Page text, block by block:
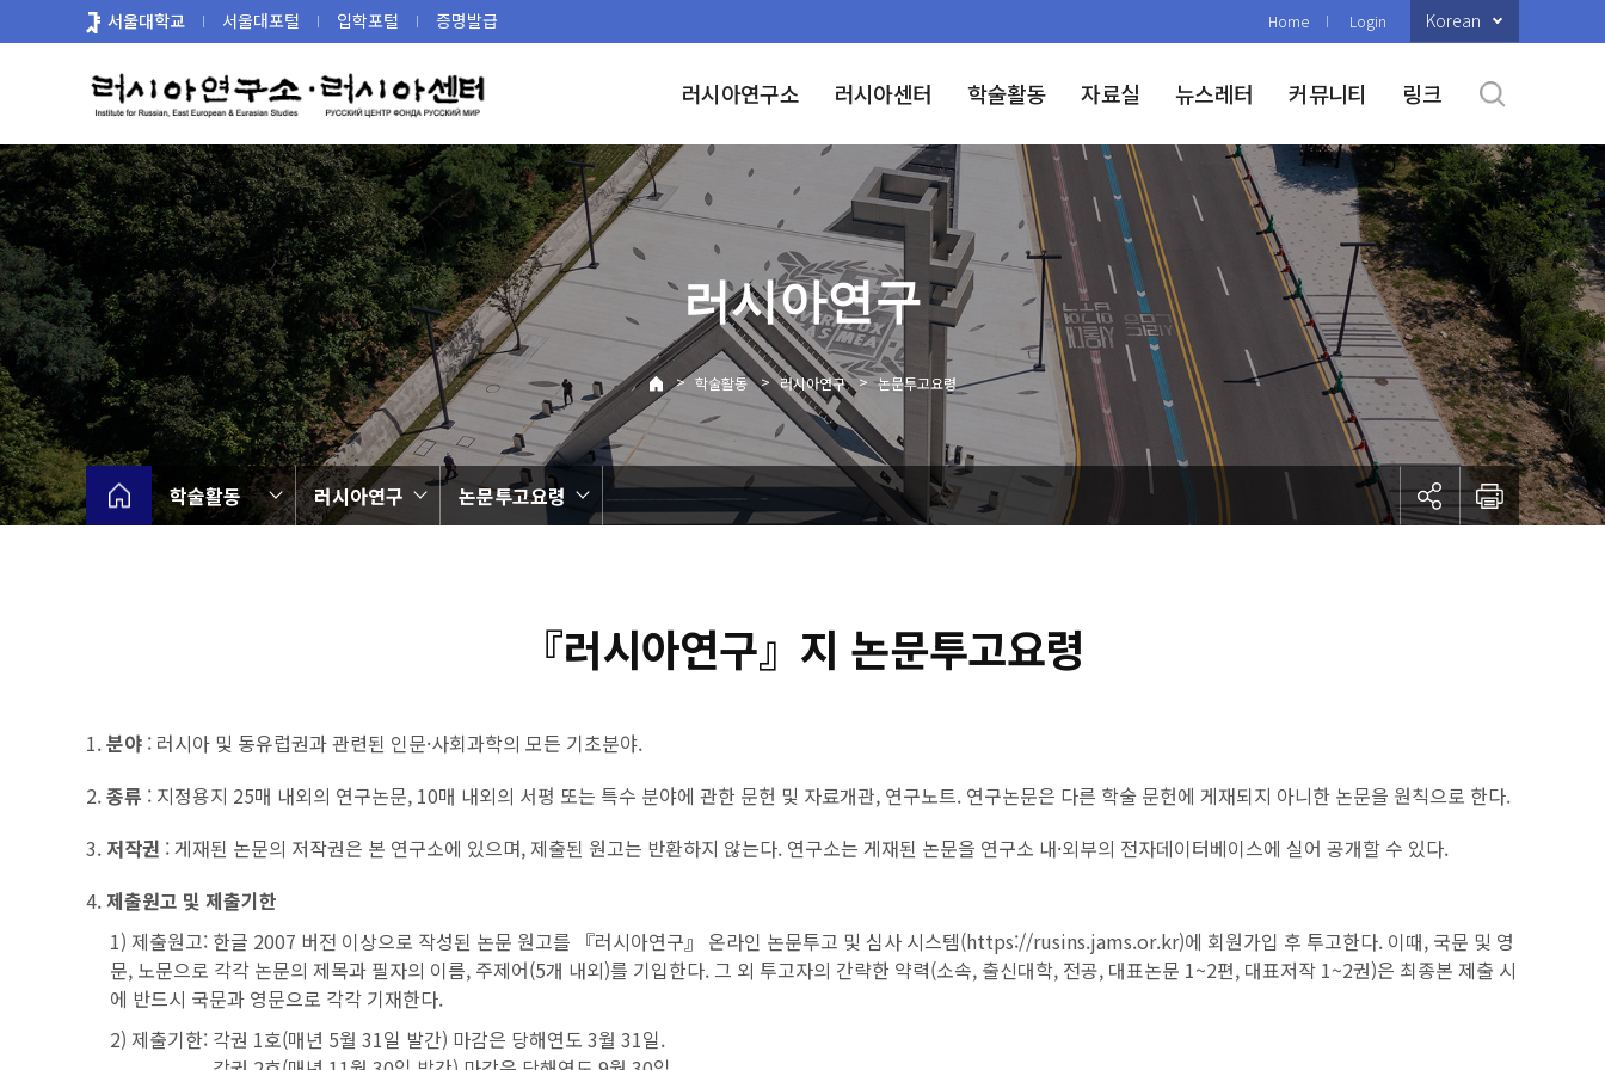
로
뉴
서울대학교 서울대포털 입학포털 증명발급 Home Login Korean
러시아연구소 러시아센터 학술활동 자료실 뉴스레터 커뮤니티 링크
러시아연구
> 학술활동 > 러시아연구 > 논문투고요령
학술활동 러시아연구 논문투고요령
『러시아연구』지 논문투고요령
1.분야 : 러시아 및 동유럽권과 관련된 인문·사회과학의 모든 기초분야.
2.종류 : 지정용지 25매 내외의 연구논문, 10매 내외의 서평 또는 특수 분야에 관한 문헌 및 자료개관, 연구노트. 연구논문은 다른 학술 문헌에 게재되지 아니한 논문을 원칙으로 한다.
3. 저작권 : 게재된 논문의 저작권은 본 연구소에 있으며, 제출된 원고는 반환하지 않는다. 연구소는 게재된 논문을 연구소 내·외부의 전자데이터베이스에 실어 공개할 수 있다.
4.제출원고 및 제출기한
1) 제출원고: 한글 2007 버전 이상으로 작성된 논문 원고를 『러시아연구』 온라인 논문투고 및 심사 시스템(https://rusins.jams.or.kr)에 회원가입 후 투고한다. 이때, 국문 및 영
문, 노문으로 각각 논문의 제목과 필자의 이름, 주제어(5개 내외)를 기입한다. 그 외 투고자의 간략한 약력(소속, 출신대학, 전공, 대표논문 1~2편, 대표저작 1~2권)은 최종본 제출 시
에 반드시 국문과 영문으로 각각 기재한다.
2) 제출기한: 각권 1호(매년 5월 31일 발간) 마감은 당해연도 3월 31일.